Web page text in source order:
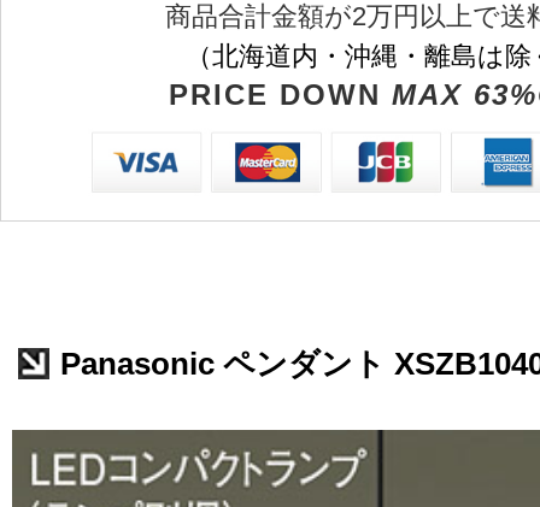
商品合計金額が2万円以上で送
（北海道内・沖縄・離島は
PRICE DOWN MAX
Panasonic ペンダント